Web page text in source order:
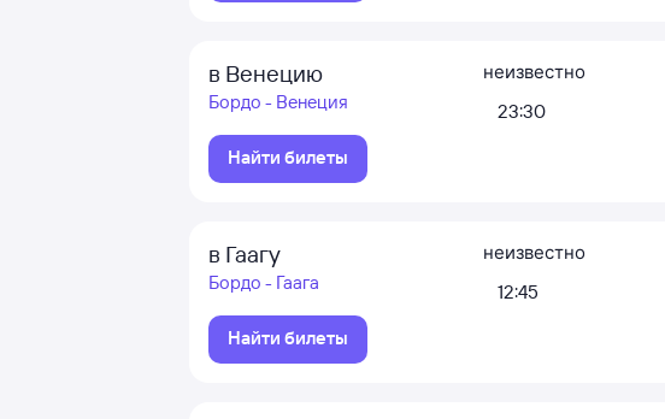
в Венецию
Бордо - Венеция
Найти билеты
неизвестно
23:30
в Гаагу
Бордо - Гаага
Найти билеты
неизвестно
12:45